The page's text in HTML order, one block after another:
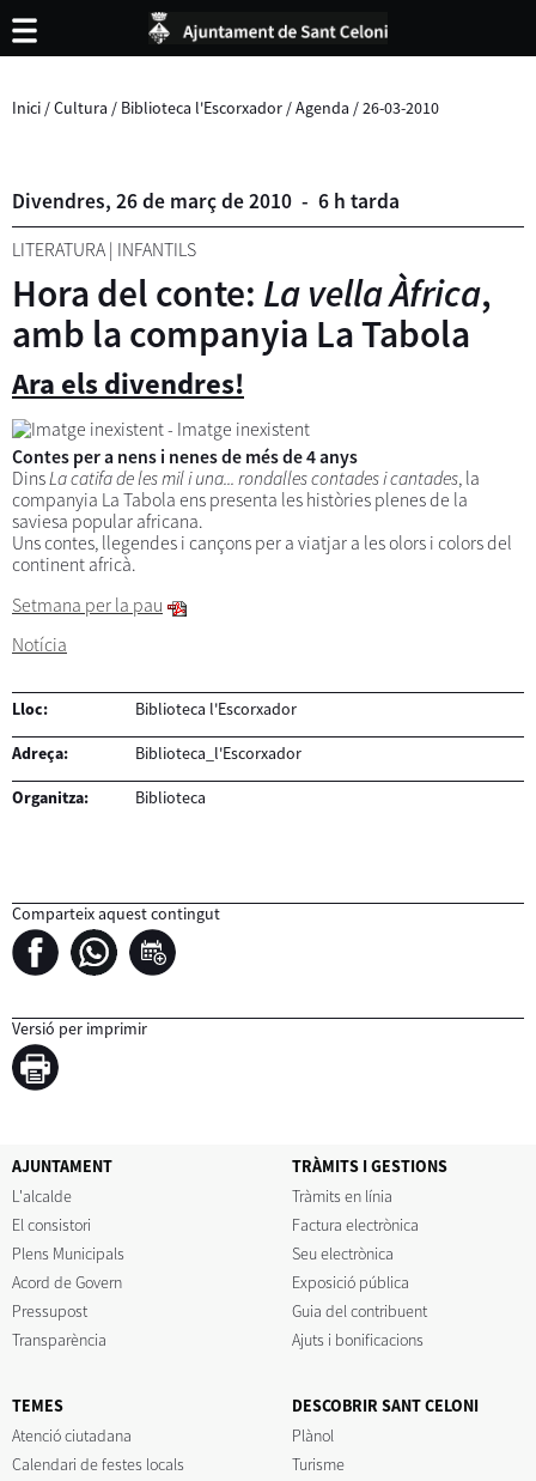
Inici /Cultura / Biblioteca l'Escorxador /Agenda /26-03-2010
Divendres, 26de marçde2010 - 6 h tarda
LITERATURA | INFANTILS
Hora del conte: La vella Àfrica,
amb la companyia La Tabola
Ara els divendres!
Contes per a nens i nenes de més de 4 anys
DinsLa catifa de les mil i una... rondalles contades i cantades, la
companyia La Tabola ens presenta les històries plenes de la
saviesa popular africana.
Uns contes, llegendes i cançons per a viatjar a les olors i colors del
continent africà.
Setmana per la pau
Notícia
Lloc: Biblioteca l'Escorxador
Adreça: Biblioteca_l'Escorxador
Organitza: Biblioteca
Comparteix aquest contingut
Versió per imprimir
AJUNTAMENT
L'alcalde
El consistori
Plens Municipals
Acord de Govern
Pressupost
Transparència
TRÀMITS I GESTIONS
Tràmits en línia
Factura electrònica
Seu electrònica
Exposició pública
Guia del contribuent
Ajuts i bonificacions
TEMES
Atenció ciutadana
Calendari de festes locals
DESCOBRIR SANT CELONI
Plànol
Turisme